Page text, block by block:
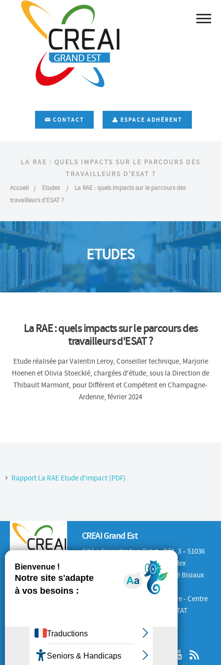
CONTACT ESPACE ADHÉRENT
LA RAE : QUELS IMPACTS SUR LE PARCOURS DES
TRAVAILLEURS D'ESAT ?
Accueil Etudes
La RAE : quels impacts sur le parcours des
travailleurs d'ESAT ?
ETUDES
La RAE : quels impacts sur le parcours des
travailleurs d'ESAT ?
Etude réalisée par Valentin Leroy, Conseiller technique, Marjorie
Hoenen et Olivia Stoecklé, chargées d'étude, sous la Direction de
Thibault Marmont, pour Différent et Compétent en Champagne-
Ardenne, février 2024
Rapport La RAE Etude d'impact (PDF)
CREAI Grand Est
Cité administrative Tirlet : Bât. 3 – 51036
CHALONS-EN-CHAMPAGNE Cedex
Antenne Lorraine : 132 rue André Bisiaux
54320 Maxéville
Antenne Alsace : Place de la Gare - Centre
d'Affaires le 1840 – 67600 SELESTAT
SUIVEZ-NOUS